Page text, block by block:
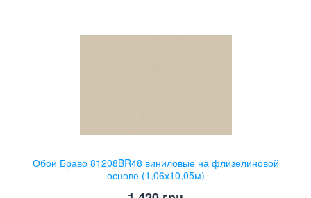
Обои Браво 81208BR48 виниловые на флизелиновой
основе (1,06х10,05м)